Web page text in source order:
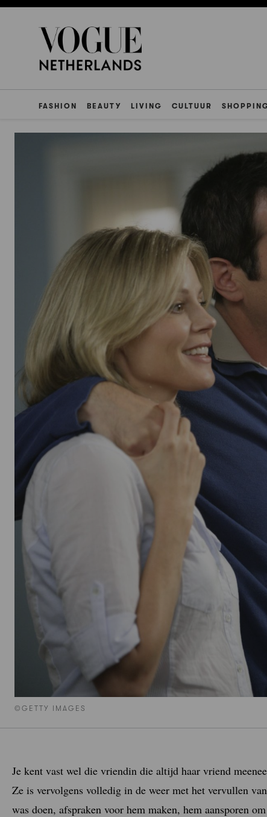
FASHION BEAUTY LIVING CULTUUR
©GETTY IMAGES
Je kent vast wel die vriendin die altijd haar vriend
Ze is vervolgens volledig in de weer met het vervullen
was doen, afspraken voor hem maken, hem aansporen